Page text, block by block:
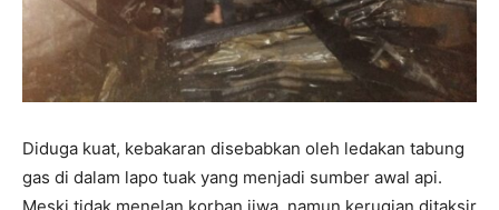
Diduga kuat, kebakaran disebabkan oleh ledakan tabung
gas di dalam lapo tuak yang menjadi sumber awal api.
Meski tidak menelan korban jiwa, namun kerugian ditaksir